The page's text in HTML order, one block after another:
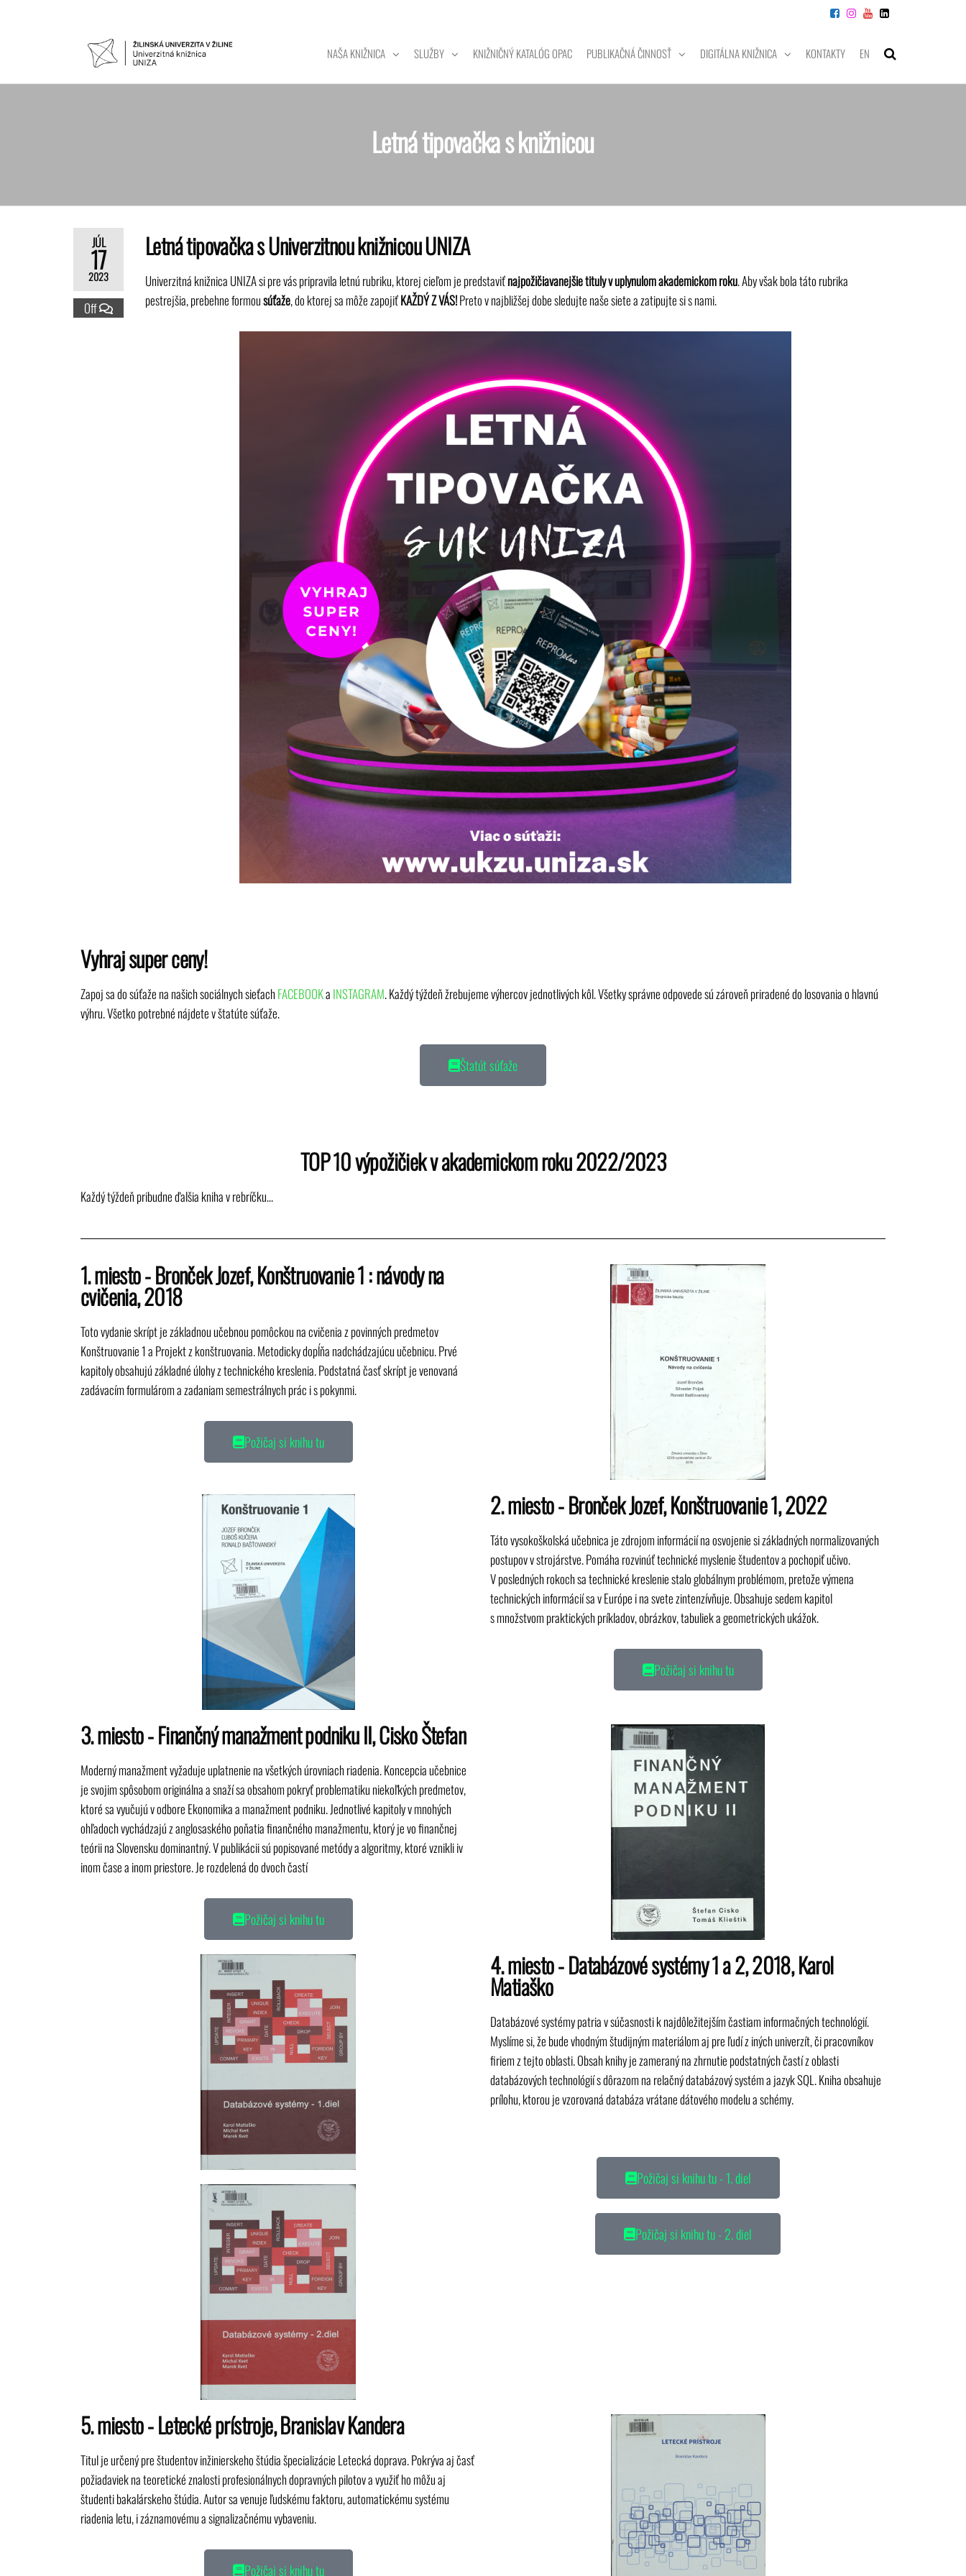
UNIVERZITNÁ
KNIŽNICA
NAŠA KNIŽNICA SLUŽBY KNIŽNIČNÝ KATALÓG OPAC PUBLIKAČNÁ ČINNOSŤ DIGITÁLNA KNIŽNICA KONTAKTY EN
Letná tipovačka s knižnicou
JÚL
17
2023
Off
Letná tipovačka s Univerzitnou knižnicou UNIZA
Univerzitná knižnica UNIZA si pre vás pripravila letnú rubriku, ktorej cieľom je predstaviťnajpožičiavanejšie tituly v uplynulom akademickom roku. Aby však bola táto rubrika
pestrejšia, prebehne formousúťaže, do ktorej sa môže zapojiťKAŽDÝ Z VÁS!Preto v najbližšej dobe sledujte naše siete a zatipujte si s nami.
Vyhraj super ceny!
Zapoj sa do súťaže na našich sociálnych sieťachFACEBOOKa INSTAGRAM. Každý týždeň žrebujeme výhercov jednotlivých kôl. Všetky správne odpovede sú zároveň priradené do losovania o hlavnú
výhru. Všetko potrebné nájdete v štatúte súťaže.
Štatút súťaže
TOP 10 výpožičiek v akademickom roku 2022/2023
Každý týždeň pribudne ďalšia kniha v rebríčku…
1. miesto - Bronček Jozef, Konštruovanie 1 : návody na
cvičenia, 2018
Toto vydanie skrípt je základnou učebnou pomôckou na cvičenia z povinných predmetov
Konštruovanie 1 a Projekt z konštruovania. Metodicky dopĺňa nadchádzajúcu učebnicu. Prvé
kapitoly obsahujú základné úlohy z technického kreslenia. Podstatná časť skrípt je venovaná
zadávacím formulárom a zadaniam semestrálnych prác i s pokynmi.
Požičaj si knihu tu
2. miesto - Bronček Jozef, Konštruovanie 1, 2022
Táto vysokoškolská učebnica je zdrojom informácií na osvojenie si základných normalizovaných
postupov v strojárstve. Pomáha rozvinúť technické myslenie študentov a pochopiť učivo.
V posledných rokoch sa technické kreslenie stalo globálnym problémom, pretože výmena
technických informácií sa v Európe i na svete zintenzívňuje. Obsahuje sedem kapitol
s množstvom praktických príkladov, obrázkov, tabuliek a geometrických ukážok.
Požičaj si knihu tu
3. miesto - Finančný manažment podniku II, Cisko Štefan
Moderný manažment vyžaduje uplatnenie na všetkých úrovniach riadenia. Koncepcia učebnice
je svojim spôsobom originálna a snaží sa obsahom pokryť problematiku niekoľkých predmetov,
ktoré sa vyučujú v odbore Ekonomika a manažment podniku. Jednotlivé kapitoly v mnohých
ohľadoch vychádzajú z anglosaského poňatia finančného manažmentu, ktorý je vo finančnej
teórii na Slovensku dominantný. V publikácii sú popisované metódy a algoritmy, ktoré vznikli iv
inom čase a inom priestore. Je rozdelená do dvoch častí
Požičaj si knihu tu
4. miesto - Databázové systémy 1 a 2, 2018, Karol
Matiaško
Databázové systémy patria v súčasnosti k najdôležitejším častiam informačných technológií.
Myslíme si, že bude vhodným študijným materiálom aj pre ľudí z iných univerzít, či pracovníkov
firiem z tejto oblasti. Obsah knihy je zameraný na zhrnutie podstatných častí z oblasti
databázových technológií s dôrazom na relačný databázový systém a jazyk SQL. Kniha obsahuje
prílohu, ktorou je vzorovaná databáza vrátane dátového modelu a schémy.
Požičaj si knihu tu - 1. diel
Požičaj si knihu tu - 2. diel
5. miesto - Letecké prístroje, Branislav Kandera
Titul je určený pre študentov inžinierskeho štúdia špecializácie Letecká doprava. Pokrýva aj časť
požiadaviek na teoretické znalosti profesionálnych dopravných pilotov a využiť ho môžu aj
študenti bakalárskeho štúdia. Autor sa venuje ľudskému faktoru, automatickému systému
riadenia letu, i záznamovému a signalizačnému vybaveniu.
Požičaj si knihu tu